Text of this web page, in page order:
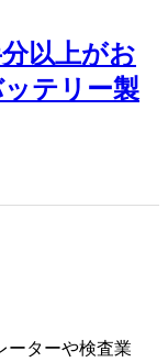
以上がお
テリー製
ーターや検査業